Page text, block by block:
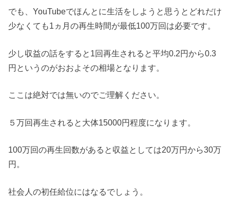
でも、YouTubeでほんとに生活をしようと思うとどれだけ
少なくても1ヵ月の再生時間が最低100万回は必要です。
少し収益の話をすると1回再生されると平均0.2円から0.3
円というのがおおよその相場となります。
ここは絶対では無いのでご理解ください。
５万回再生されると大体15000円程度になります。
100万回の再生回数があると収益としては20万円から30万
円。
社会人の初任給位にはなるでしょう。